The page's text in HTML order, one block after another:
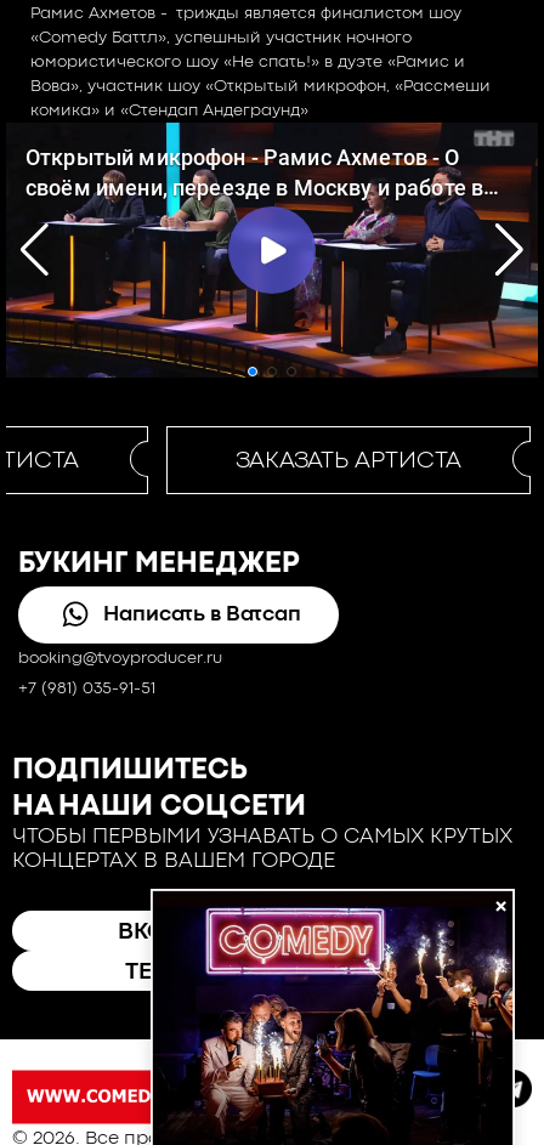
Рамис Ахметов - трижды является финалистом шоу
«Comedy Баттл», успешный участник ночного
юмористического шоу «Не спать!» в дуэте «Рамис и
Вова», участник шоу «Открытый микрофон, «Рассмеши
комика» и «Стендап Андеграунд»
ЗАКАЗАТЬ АРТИСТА
БУКИНГ МЕНЕДЖЕР
Написать в Ватсап
booking@tvoyproducer.ru
+7 (981) 035-91-51
×
ПОДПИШИТЕСЬ
НА НАШИ СОЦСЕТИ
ЧТОБЫ ПЕРВЫМИ УЗНАВАТЬ О САМЫХ КРУТЫХ
КОНЦЕРТАХ В ВАШЕМ ГОРОДЕ
ВКОНТАКТЕ
ТЕЛЕГРАМ
© 2026. Все права защищены